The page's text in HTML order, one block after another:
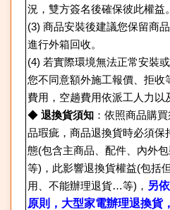
況，雙方簽名後確保彼此權益。
(3) 商品安裝後建議您保留商
進行外箱回收。
(4) 若實際環境無法正常安裝
您不同意額外施工報價、拒收
費用，空趟費用依派工人力以
◆ 退換貨須知：依照商品購
品瑕疵，商品退換貨時必須保
態(包含主商品、配件、內外
等)，此影響退換貨權益(包括
用、不能辦理退貨…等)， 另
原則，大型家電辦理退換貨